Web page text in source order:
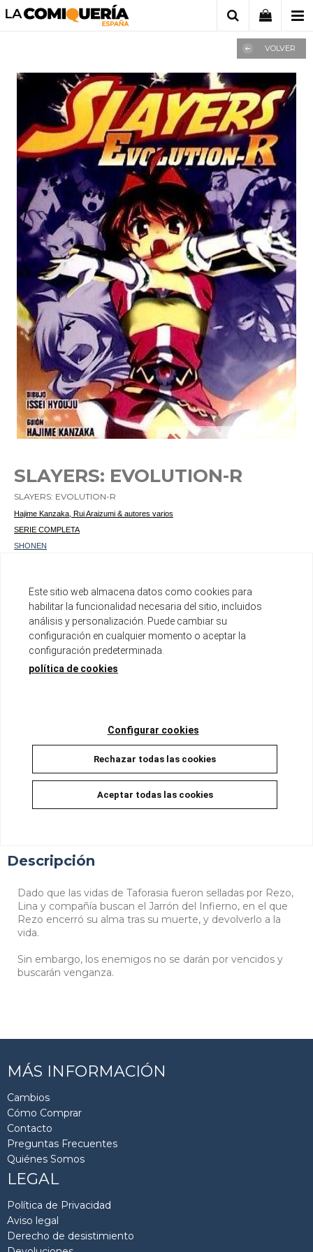
VOLVER
SLAYERS: EVOLUTION-R
SLAYERS: EVOLUTION-R
Hajime Kanzaka, Rui Araizumi & autores varios
SERIE COMPLETA
SHONEN
Ver otros productos del mismo autor
Tomo ÚNICO de aproximadamente 200 páginas
Formato B6 con sobrecubierta
Incluye páginas a color
7,60 €
Descripción
Dado que las vidas de Taforasia fueron selladas por Rezo,
Lina y compañí­a buscan el Jarrón del Infierno, en el que
Rezo encerró su alma tras su muerte, y devolverlo a la
vida.
Sin embargo, los enemigos no se darán por vencidos y
buscarán venganza.
MÁS INFORMACIÓN
Cambios
Cómo Comprar
Contacto
Preguntas Frecuentes
Quiénes Somos
LEGAL
Política de Privacidad
Aviso legal
Derecho de desistimiento
Este sitio web almacena datos como cookies para
habilitar la funcionalidad necesaria del sitio, incluidos
análisis y personalización. Puede cambiar su
configuración en cualquier momento o aceptar la
configuración predeterminada.
política de cookies
Configurar cookies
Rechazar todas las cookies
Aceptar todas las cookies